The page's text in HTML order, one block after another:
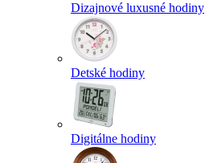
Dizajnové luxusné hodiny
Detské hodiny
Digitálne hodiny